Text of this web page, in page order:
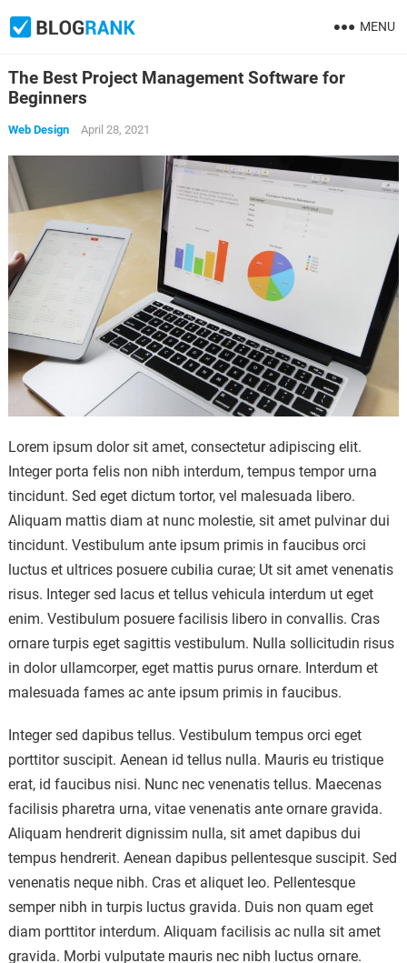
MENU
The Best Project Management Software for
Beginners
Web Design April 28, 2021
Lorem ipsum dolor sit amet, consectetur adipiscing elit.
Integer porta felis non nibh interdum, tempus tempor urna
tincidunt. Sed eget dictum tortor, vel malesuada libero.
Aliquam mattis diam at nunc molestie, sit amet pulvinar dui
tincidunt. Vestibulum ante ipsum primis in faucibus orci
luctus et ultrices posuere cubilia curae; Ut sit amet venenatis
risus. Integer sed lacus et tellus vehicula interdum ut eget
enim. Vestibulum posuere facilisis libero in convallis. Cras
ornare turpis eget sagittis vestibulum. Nulla sollicitudin risus
in dolor ullamcorper, eget mattis purus ornare. Interdum et
malesuada fames ac ante ipsum primis in faucibus.
Integer sed dapibus tellus. Vestibulum tempus orci eget
porttitor suscipit. Aenean id tellus nulla. Mauris eu tristique
erat, id faucibus nisi. Nunc nec venenatis tellus. Maecenas
facilisis pharetra urna, vitae venenatis ante ornare gravida.
Aliquam hendrerit dignissim nulla, sit amet dapibus dui
tempus hendrerit. Aenean dapibus pellentesque suscipit. Sed
venenatis neque nibh. Cras et aliquet leo. Pellentesque
semper nibh in turpis luctus gravida. Duis non quam eget
diam porttitor interdum. Aliquam facilisis ac nulla sit amet
gravida. Morbi vulputate mauris nec nibh luctus ornare.